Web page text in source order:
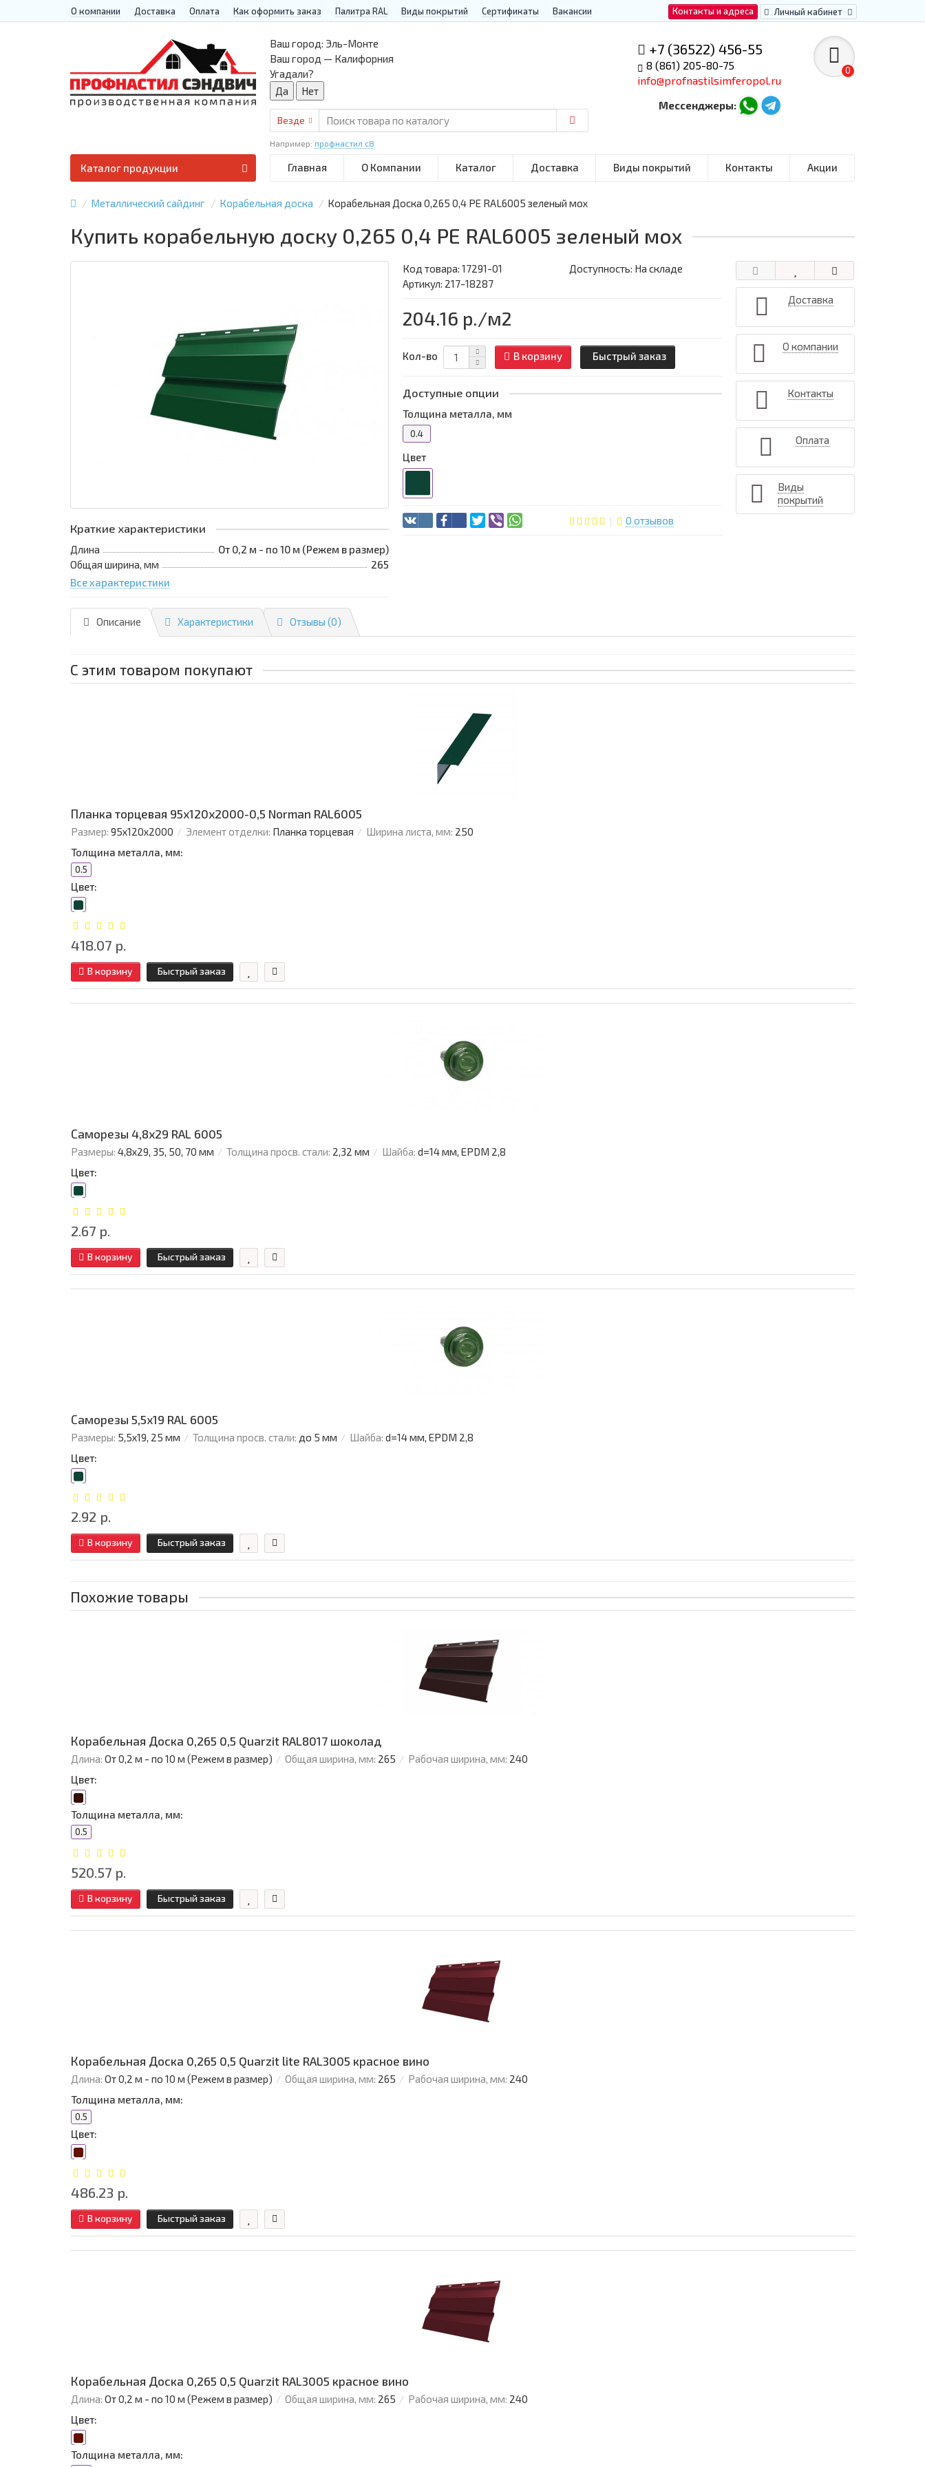
Контакты и адреса Личный кабинет
О компании Доставка Оплата Как оформить заказ Палитра RAL Виды покрытий Сертификаты Вакансии
+7 (36522) 456-55
8 (861) 205-80-75
info@profnastilsimferopol.ru
Мессенджеры:
0
Ваш город: Эль-Монте
Ваш город — Калифорния
Угадали?
Везде
Например: профнастил с8
Главная О Компании Каталог Доставка Виды покрытий Контакты Акции
Каталог продукции
Металлический сайдинг Корабельная доска Корабельная Доска 0,265 0,4 PE RAL6005 зеленый мох
Купить корабельную доску 0,265 0,4 PE RAL6005 зеленый мох
Краткие характеристики
Длина
От 0,2 м - по 10 м (Режем в размер)
Общая ширина, мм
265
Все характеристики
Код товара:17291-01
Доступность: На складе
Артикул: 217-18287
204.16 р./м2
Кол-во В корзину Быстрый заказ
Доступные опции
Толщина металла, мм
0.4
Цвет
0 отзывов
Доставка
О компании
Контакты
Оплата
Виды
покрытий
Описание Характеристики Отзывы (0)
С этим товаром покупают
Планка торцевая 95х120х2000-0,5 Norman RAL6005
Размер: 95х120х2000 Элемент отделки: Планка торцевая Ширина листа, мм: 250
Толщина металла, мм:
0.5
Цвет:
418.07 р.
В корзину Быстрый заказ
Саморезы 4,8х29 RAL 6005
Размеры: 4,8х29, 35, 50, 70 мм Толщина просв. стали: 2,32 мм Шайба: d=14 мм, EPDM 2,8
Цвет:
2.67 р.
В корзину Быстрый заказ
Саморезы 5,5х19 RAL 6005
Размеры: 5,5х19, 25 мм Толщина просв. стали: до 5 мм Шайба: d=14 мм, EPDM 2,8
Цвет:
2.92 р.
В корзину Быстрый заказ
Похожие товары
Корабельная Доска 0,265 0,5 Quarzit RAL8017 шоколад
Длина: От 0,2 м - по 10 м (Режем в размер) Общая ширина, мм: 265 Рабочая ширина, мм: 240
Цвет:
Толщина металла, мм:
0.5
520.57 р.
В корзину Быстрый заказ
Корабельная Доска 0,265 0,5 Quarzit lite RAL3005 красное вино
Длина: От 0,2 м - по 10 м (Режем в размер) Общая ширина, мм: 265 Рабочая ширина, мм: 240
Толщина металла, мм:
0.5
Цвет:
486.23 р.
В корзину Быстрый заказ
Корабельная Доска 0,265 0,5 Quarzit RAL3005 красное вино
Длина: От 0,2 м - по 10 м (Режем в размер) Общая ширина, мм: 265 Рабочая ширина, мм: 240
Цвет:
Толщина металла, мм: